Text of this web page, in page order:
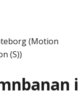
(Motion
(S))
i